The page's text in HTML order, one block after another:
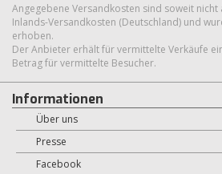
Angegebene Versandkosten sind soweit
Inlands-Versandkosten (Deutschland) und
erhoben.
Der Anbieter erhält für vermittelte Verkäufe
Betrag für vermittelte Besucher.
Informationen
Über uns
Presse
Facebook